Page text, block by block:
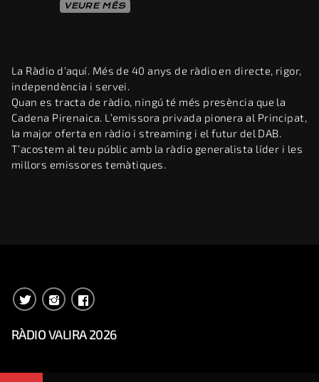
VEURE MÉS
La Ràdio d’aquí. Més de 40 anys de ràdio en directe, rigor,
independència i servei.
Quan es tracta de ràdio, ningú té més presència que la
Cadena Pirenaica. L’emissora privada pionera al Principat,
la major oferta en ràdio i streaming i el futur del DAB.
T’acostem al teu públic amb la ràdio generalista líder i les
millors emissores temàtiques.
RÀDIO VALIRA 2026